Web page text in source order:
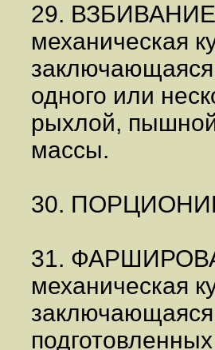
29.
механическая
одного или
рыхлой,
массы.
30.
31.
механическая